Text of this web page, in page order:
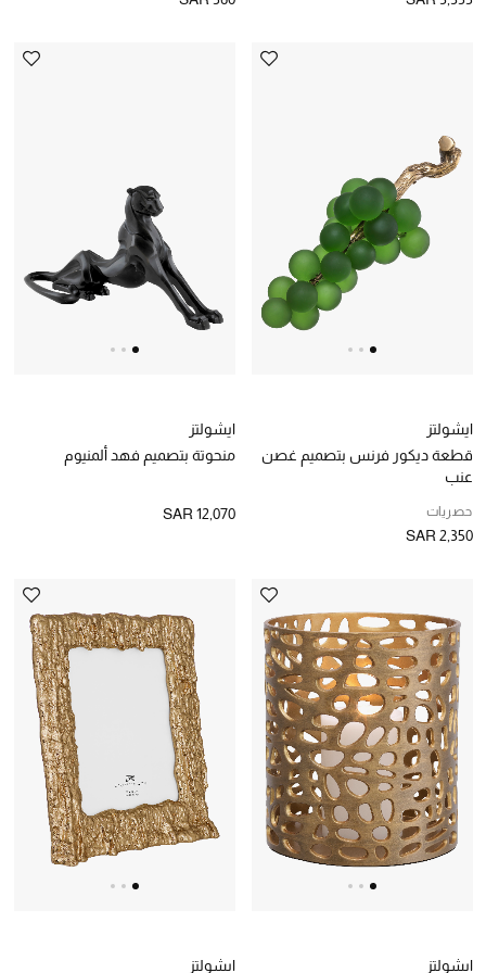
إكسسوارات للرجال
مجوهرات فاخرة للأطفال
ساعات
تسوقوا جميع الهدايا
بطاقة الهدايا الإلكترونية
هدايا حسب المناسبة
هدايا حسب الفئة
النساء
الرجال
الأطفال
المستلزمات المنزلية
ايشولتز
قطعة ديكور فرنس بتصميم غصن
عنب
حصريات
SAR 2,350
ايشولتز
منحوتة بتصميم فهد ألمنيوم
SAR 12,070
ايشولتز ايشولتز